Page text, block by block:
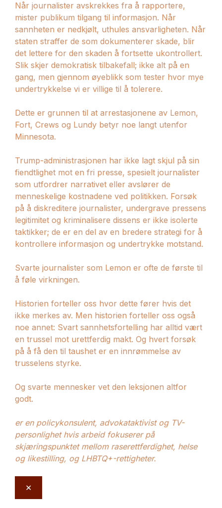
Når journalister avskrekkes fra å rapportere,
mister publikum tilgang til informasjon. Når
sannheten er nedkjølt, uthules ansvarligheten. Når
staten straffer de som dokumenterer skade, blir
det lettere for den skaden å fortsette ukontrollert.
Slik skjer demokratisk tilbakefall; ikke alt på en
gang, men gjennom øyeblikk som tester hvor mye
undertrykkelse vi er villige til å tolerere.
Dette er grunnen til at arrestasjonene av Lemon,
Fort, Crews og Lundy betyr noe langt utenfor
Minnesota.
Trump-administrasjonen har ikke lagt skjul på sin
fiendtlighet mot en fri presse, spesielt journalister
som utfordrer narrativet eller avslører de
menneskelige kostnadene ved politikken. Forsøk
på å diskreditere journalister, undergrave pressens
legitimitet og kriminalisere dissens er ikke isolerte
taktikker; de er en del av en bredere strategi for å
kontrollere informasjon og undertrykke motstand.
Svarte journalister som Lemon er ofte de første til
å føle virkningen.
Historien forteller oss hvor dette fører hvis det
ikke merkes av. Men historien forteller oss også
noe annet: Svart sannhetsfortelling har alltid vært
en trussel mot urettferdig makt. Og hvert forsøk
på å få den til taushet er en innrømmelse av
trusselens styrke.
Og svarte mennesker vet den leksjonen altfor
godt.
er en policykonsulent, advokataktivist og TV-
personlighet hvis arbeid fokuserer på
skjæringspunktet mellom raserettferdighet, helse
og likestilling, og LHBTQ+-rettigheter.
✕